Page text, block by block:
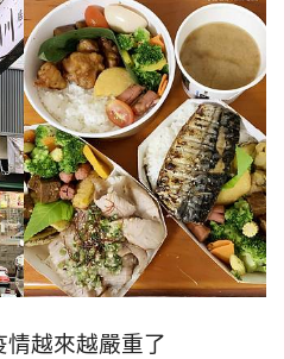
情越來越嚴重了